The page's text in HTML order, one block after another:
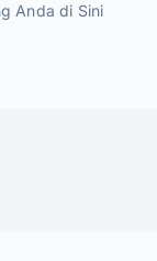
Anda di Sini